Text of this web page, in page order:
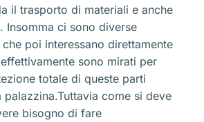
il trasporto di materiali e anche
Insomma ci sono diverse
poi interessano direttamente
sono mirati per
totale di queste parti
palazzina.Tuttavia come si deve
bisogno di fare